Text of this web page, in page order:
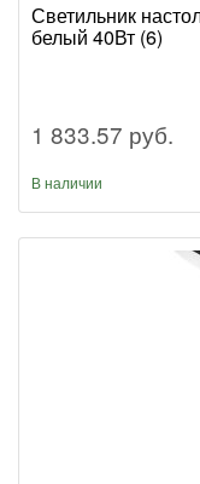
Светильник
белый 40Вт (6)
1 833.57 руб.
В наличии